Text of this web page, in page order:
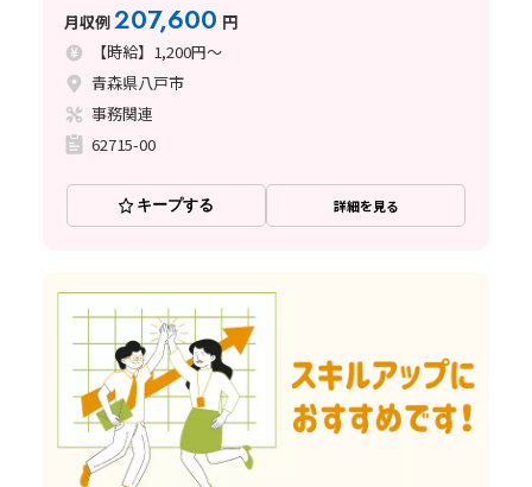
月収例207,600 円
【時給】1,200円～
青森県八戸市
事務関連
62715-00
キープする 詳細を見る